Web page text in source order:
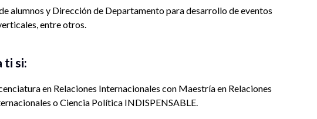
alumnos y Dirección de Departamento para desarrollo de eventos
entre otros.
ti si:
en Relaciones Internacionales con Maestría en Relaciones
o Ciencia Política INDISPENSABLE.